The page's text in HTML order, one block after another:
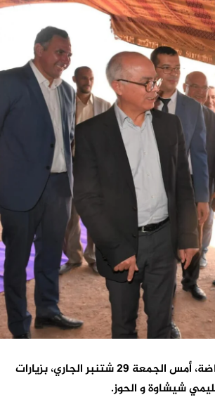
قام شكيب بنموسى، وزير التربية الوطنية والتعليم الأولي والرياضة، أمس الجمعة 29 شتنبر الجاري، بزيارات
شيشاوة و الحوز.